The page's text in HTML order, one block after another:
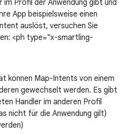
im Profil der Anwendung gibt und
App beispielsweise einen
auslöst, versuchen Sie
<ph type="x-smartling-
können Map-Intents von einem
gewechselt werden. Es gibt
Handler im anderen Profil
nicht für die Anwendung gilt)